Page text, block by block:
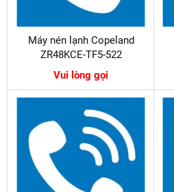
Máy nén lạnh Copeland
ZR48KCE-TF5-522
Vui lòng gọi